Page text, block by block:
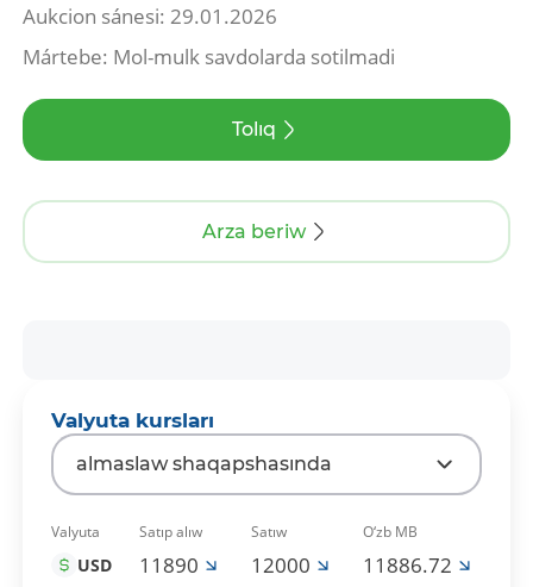
Aukcion sánesi: 29.01.2026
Mártebe: Mol-mulk savdolarda sotilmadi
Tolıq
Arza beriw
Valyuta kursları
almaslaw shaqapshasında
Valyuta Satıp alıw Satıw O‘zb MB
USD 11890 12000 11886.72